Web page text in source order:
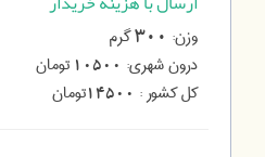
وزن:
گرم
درون شهری: 10500 تومان
کل کشور : 14500تومان